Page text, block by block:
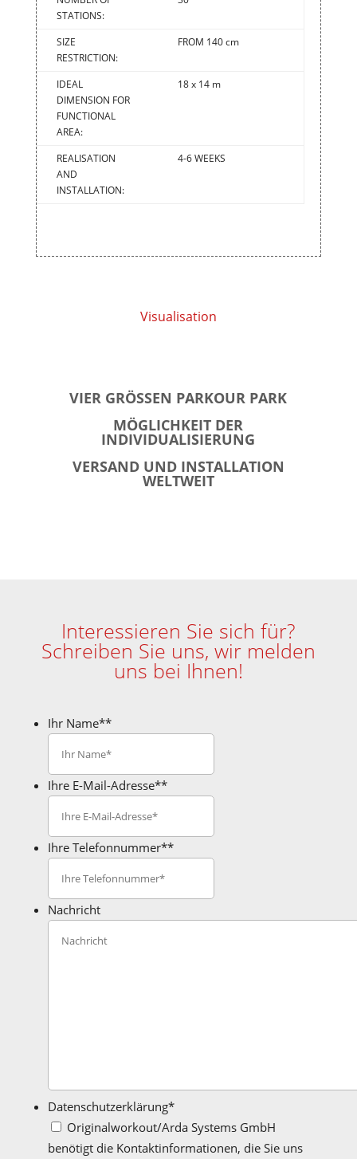
STATIONS:
SIZE
RESTRICTION:
FROM 140 cm
IDEAL
DIMENSION FOR
FUNCTIONAL
AREA:
18 x 14 m
REALISATION
AND
INSTALLATION:
4-6 WEEKS
Visualisation
VIER GRÖSSEN PARKOUR PARK
MÖGLICHKEIT DER
INDIVIDUALISIERUNG
VERSAND UND INSTALLATION
WELTWEIT
Interessieren Sie sich für?
Schreiben Sie uns, wir melden
uns bei Ihnen!
Ihr Name**
Ihre E-Mail-Adresse**
Ihre Telefonnummer**
Nachricht
Datenschutzerklärung*
Originalworkout/Arda Systems GmbH
benötigt die Kontaktinformationen, die Sie uns